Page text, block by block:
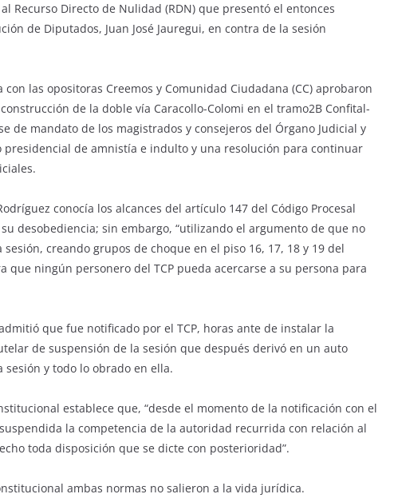
Recurso Directo de Nulidad (RDN) que presentó el entonces
de Diputados, Juan José Jauregui, en contra de la sesión
con las opositoras Creemos y Comunidad Ciudadana (CC) aprobaron
de la doble vía Caracollo-Colomi en el tramo2B Confital-
de mandato de los magistrados y consejeros del Órgano Judicial y
de amnistía e indulto y una resolución para continuar
conocía los alcances del artículo 147 del Código Procesal
desobediencia; sin embargo, “utilizando el argumento de que no
creando grupos de choque en el piso 16, 17, 18 y 19 del
que ningún personero del TCP pueda acercarse a su persona para
que fue notificado por el TCP, horas ante de instalar la
de suspensión de la sesión que después derivó en un auto
y todo lo obrado en ella.
establece que, “desde el momento de la notificación con el
la competencia de la autoridad recurrida con relación al
toda disposición que se dicte con posterioridad”.
ambas normas no salieron a la vida jurídica.